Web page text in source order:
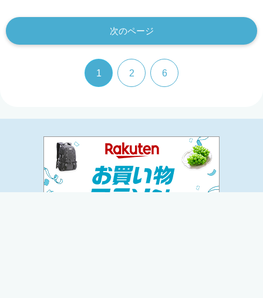
次のページ
1 2 6